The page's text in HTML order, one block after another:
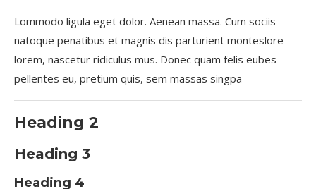
Lommodo ligula eget dolor. Aenean massa. Cum sociis
natoque penatibus et magnis dis parturient monteslore
lorem, nascetur ridiculus mus. Donec quam felis eubes
pellentes eu, pretium quis, sem massas singpa
Heading 2
Heading 3
Heading 4